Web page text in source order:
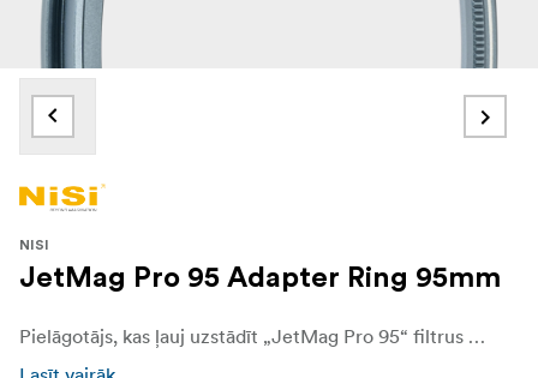
NISI
JetMag Pro 95 Adapter Ring 95mm
Pielāgotājs, kas ļauj uzstādīt „JetMag Pro 95“ filtrus uz objektīviem ar 95 mm filtra vītni. NiSi „JETMAG“ filtri ir radīti fotogrāfiem un videogrāfiem, kuriem katrā kadrā ir svarīga ātrdarbība, stabilitāte un daudzpusība. Pateicoties unikālajai magnētiskajai konstrukcijai, šie filtri nodrošina ātru un drošu nomaiņu, ļaujot autoriem nevainojami pielāgoties mainīgiem apgaismojuma un uzņemšanas apstākļiem.